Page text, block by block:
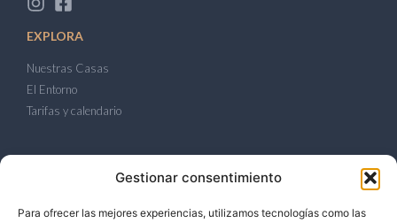
Gestionar consentimiento
Para ofrecer las mejores experiencias, utilizamos tecnologías como las
EXPLORA
Nuestras Casas
El Entorno
Tarifas y calendario
Política de Cookies